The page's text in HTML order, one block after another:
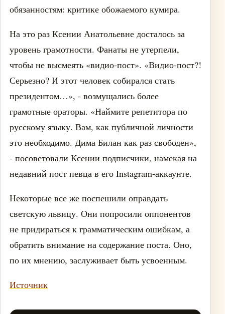
обязанностям: критике обожаемого кумира.
На это раз Ксении Анатольевне досталось за
уровень грамотности. Фанаты не утерпели,
чтобы не высмеять «видио-пост». «Видио-пост?!
Серьезно? И этот человек собирался стать
президентом…», - возмущались более
грамотные ораторы. «Наймите репетитора по
русскому языку. Вам, как публичной личности
это необходимо. Дима Билан как раз свободен»,
- посоветовали Ксении подписчики, намекая на
недавний пост певца в его Instagram-аккаунте.
Некоторые все же поспешили оправдать
светскую львицу. Они попросили оппонентов
не придираться к грамматическим ошибкам, а
обратить внимание на содержание поста. Оно,
по их мнению, заслуживает быть усвоенным.
Источник